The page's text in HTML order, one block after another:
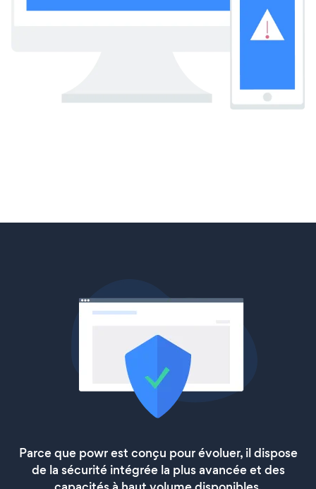
Parce que powr est conçu pour évoluer, il dispose
de la sécurité intégrée la plus avancée et des